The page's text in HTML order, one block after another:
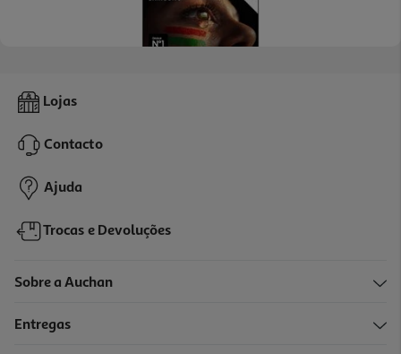
Tv Mini Led Samsung Tu65m7haux0xc (65" 4k Smart Tv 165cm)
599,99 €
Lojas
Contacto
Ajuda
Trocas e Devoluções
Sobre a Auchan
Entregas